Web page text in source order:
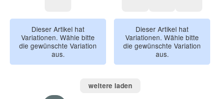
Dieser Artikel hat
Variationen. Wähle bitte
die gewünschte Variation
aus.
Dieser Artikel hat
Variationen. Wähle bitte
die gewünschte Variation
aus.
weitere laden